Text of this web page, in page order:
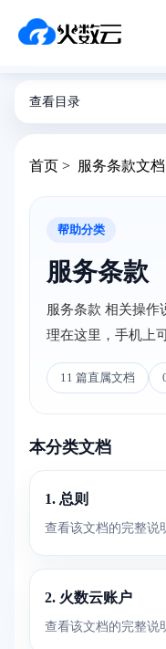
查看目录
首页 > 服务条款文档
帮助分类
服务条款
服务条款 相关操
理在这里，手机上
11 篇直属文档
本分类文档
1. 总则
查看该文档的完整说
2. 火数云账户
查看该文档的完整说